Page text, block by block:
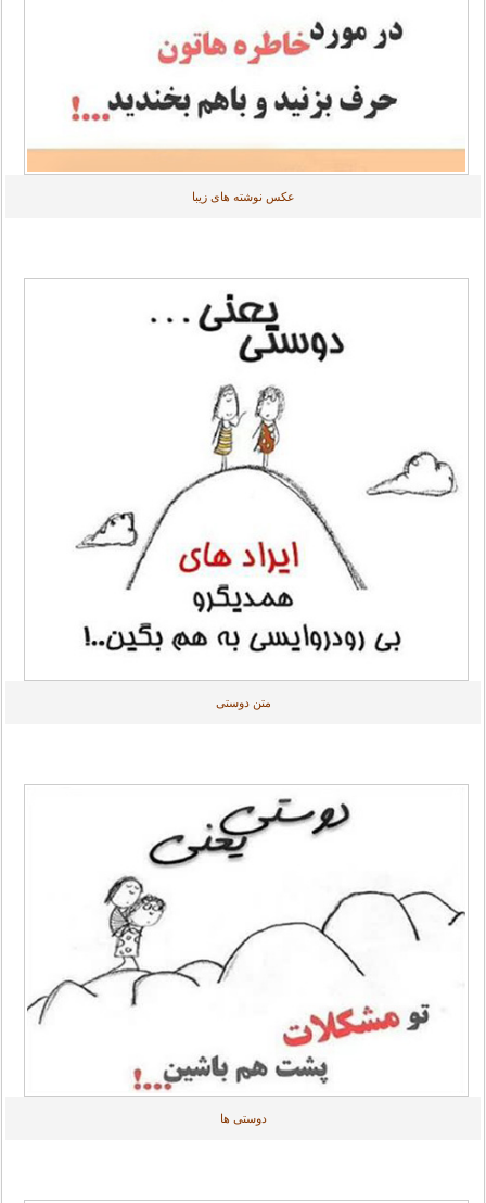
عکس نوشته های زیبا
متن دوستی
دوستی ها